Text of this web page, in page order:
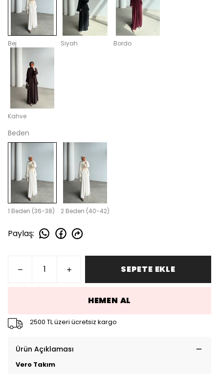
Bej Siyah Bordo
Kahve
Beden
1 Beden (36-38) 2 Beden (40-42)
Paylaş:
SEPETE EKLE
HEMEN AL
2500 TL üzeri ücretsiz kargo
Ürün Açıklaması
Vero Takım